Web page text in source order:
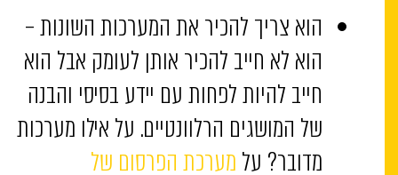
הוא צריך להכיר את המערכות השונות –
הוא לא חייב להכיר אותן לעומק אבל הוא
חייב להיות לפחות עם יידע בסיסי והבנה
של המושגים הרלוונטיים. על אילו מערכות
מדובר? עלמערכת הפרסום של